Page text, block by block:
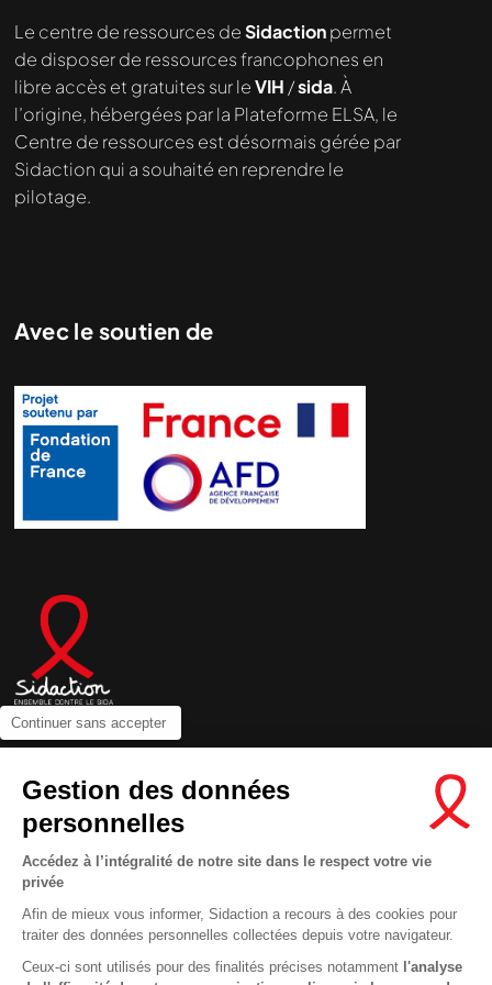
Continuer sans accepter
Gestion des données
personnelles
Accédez à l’intégralité de notre site dans le respect votre vie
privée
Afin de mieux vous informer, Sidaction a recours à des cookies pour
traiter des données personnelles collectées depuis votre navigateur.
Ceux-ci sont utilisés pour des finalités précises notamment l'analyse
demandé....
Le centre de ressources deSidactionpermet
de disposer de ressources francophones en
libre accès et gratuites sur leVIH /sida. À
l’origine, hébergées par la Plateforme ELSA, le
Centre de ressources est désormais gérée par
Sidaction qui a souhaité en reprendre le
pilotage.
Avec le soutien de
Newsletter
Nous suivre sur les réseaux :
MENTIONS LÉGALES